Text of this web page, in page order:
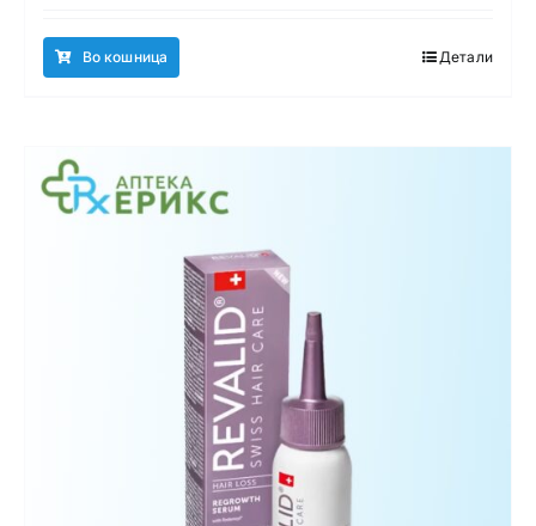
Во кошница Детали